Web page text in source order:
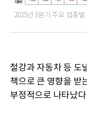
2025년 3분기 주요 업종
철강과 자동차 등 도
책으로 큰 영향을 받
부정적으로 나타났